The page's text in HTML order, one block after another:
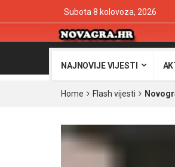
Subota 8 kolovoza, 2026
NAJNOVIJE VIJESTI
Home Flash vijesti